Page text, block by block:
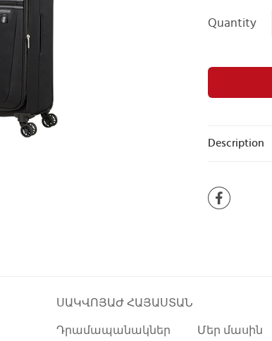
Quantity
Description
ՍԱԿՎՈՅԱԺ ՀԱՅԱՍՏԱՆ
Դրամապանակներ Մեր մասին